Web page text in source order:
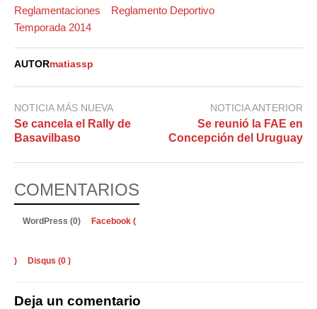
Reglamentaciones
Reglamento Deportivo
Temporada 2014
AUTORmatiassp
NOTICIA MÁS NUEVA
Se cancela el Rally de
Basavilbaso
NOTICIA ANTERIOR
Se reunió la FAE en
Concepción del Uruguay
COMENTARIOS
WordPress (0) Facebook (
) Disqus (0 )
Deja un comentario